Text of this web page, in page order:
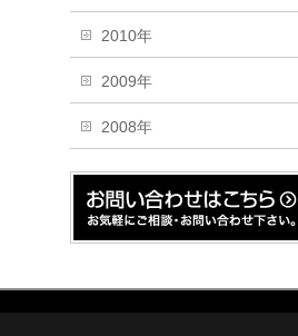
2010年
2009年
2008年